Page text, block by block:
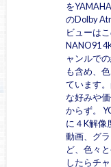
を
のDolby
ビューは
NANO91
ャンルで
も含め、
ています
な好みや
からず。
に４K解像
動画、グ
ど、色々
したらチ